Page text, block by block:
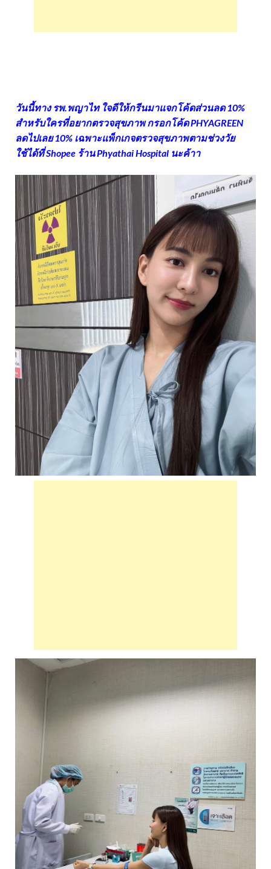
วันนี้ทาง รพ.พญาไท ใจดีให้กรีนมาแจกโค้ดส่วนลด 10%
สำหรับใครที่อยากตรวจสุขภาพ กรอกโค้ด PHYAGREEN
ลดไปเลย 10% เฉพาะแพ็กเกจตรวจสุขภาพตามช่วงวัย
ใช้ได้ที่ Shopee ร้าน Phyathai Hospital นะค้าา